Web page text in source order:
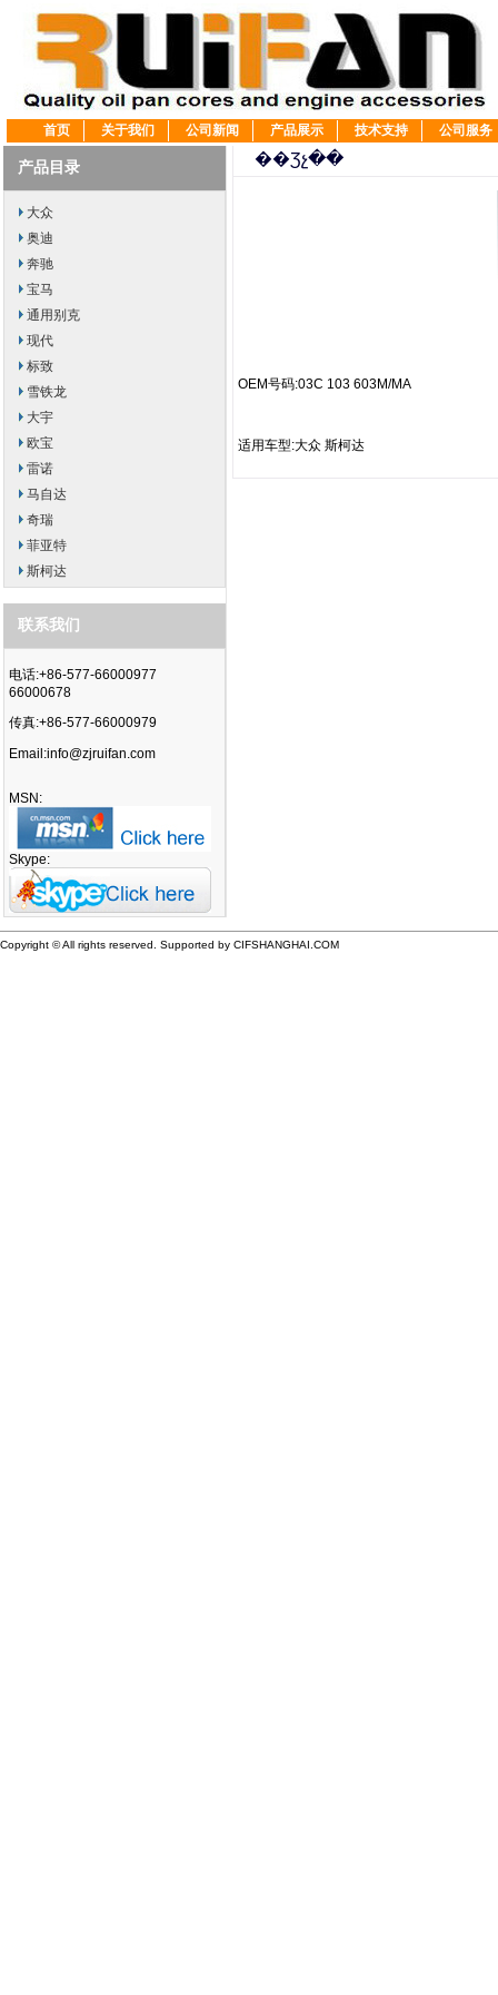
首页 关于我们 公司新闻 产品展示 技术支持 公司服务
产品目录
大众
奥迪
奔驰
宝马
通用别克
现代
标致
雪铁龙
大宇
欧宝
雷诺
马自达
奇瑞
菲亚特
斯柯达
联系我们
电话:+86-577-66000977
66000678
传真:+86-577-66000979
Email:info@zjruifan.com
MSN:
Skype:
��Ʒչ��
OEM号码:03C 103 603M/MA
适用车型:大众 斯柯达
Copyright © All rights reserved. Supported by CIFSHANGHAI.COM